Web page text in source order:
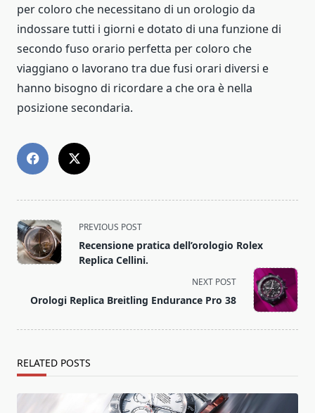
per coloro che necessitano di un orologio da
indossare tutti i giorni e dotato di una funzione di
secondo fuso orario perfetta per coloro che
viaggiano o lavorano tra due fusi orari diversi e
hanno bisogno di ricordare a che ora è nella
posizione secondaria.
<span
class="nav-
subtitle
reader-
text">Page</span>
PREVIOUS POST
Recensione pratica dell’orologio Rolex
Replica Cellini.
NEXT POST
Orologi Replica Breitling Endurance Pro 38
RELATED POSTS